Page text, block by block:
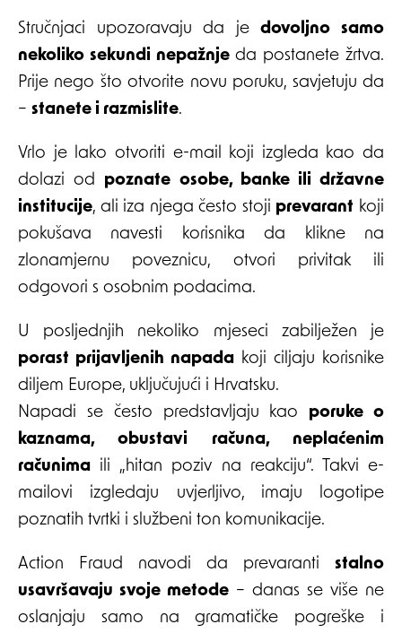
Stručnjaci upozoravaju da jedovoljno samo
nekoliko sekundi nepažnjeda postanete žrtva.
Prije nego što otvorite novu poruku, savjetuju da
– stanete i razmislite.
Vrlo je lako otvoriti e-mail koji izgleda kao da
dolazi od poznate osobe, banke ili državne
institucije, ali iza njega često stoji prevarant koji
pokušava navesti korisnika da klikne na
zlonamjernu poveznicu, otvori privitak ili
odgovori s osobnim podacima.
U posljednjih nekoliko mjeseci zabilježen je
porast prijavljenih napada koji ciljaju korisnike
diljem Europe, uključujući i Hrvatsku.
Napadi se često predstavljaju kao poruke o
kaznama, obustavi računa, neplaćenim
računima ili „hitan poziv na reakciju“. Takvi e-
mailovi izgledaju uvjerljivo, imaju logotipe
poznatih tvrtki i službeni ton komunikacije.
Action Fraud navodi da prevaranti stalno
usavršavaju svoje metode – danas se više ne
oslanjaju samo na gramatičke pogreške i